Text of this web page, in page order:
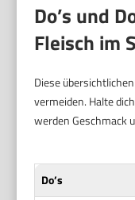
Do’s und
Fleisch im
Diese
vermeiden. Halte
werden Geschmack
Do’s